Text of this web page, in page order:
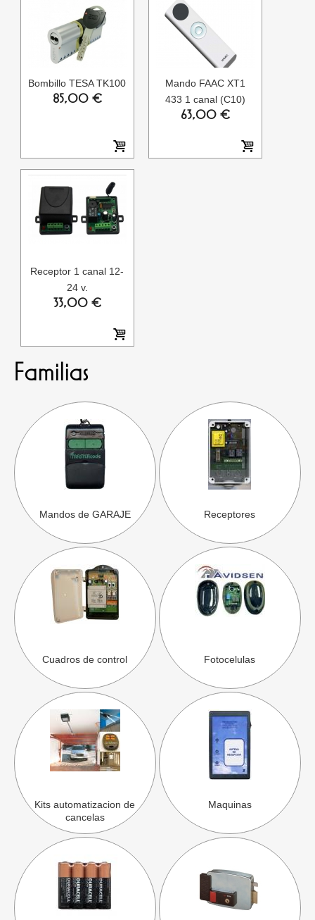
Bombillo TESA TK100
85,00 €
Mando FAAC XT1
433 1 canal (C10)
63,00 €
Receptor 1 canal 12-
24 v.
33,00 €
Familias
Mandos de GARAJE Receptores
Cuadros de control Fotocelulas
Kits automatizacion de
cancelas
Maquinas